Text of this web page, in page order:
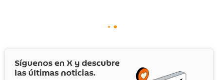
Síguenos en X y descubre
las últimas noticias.